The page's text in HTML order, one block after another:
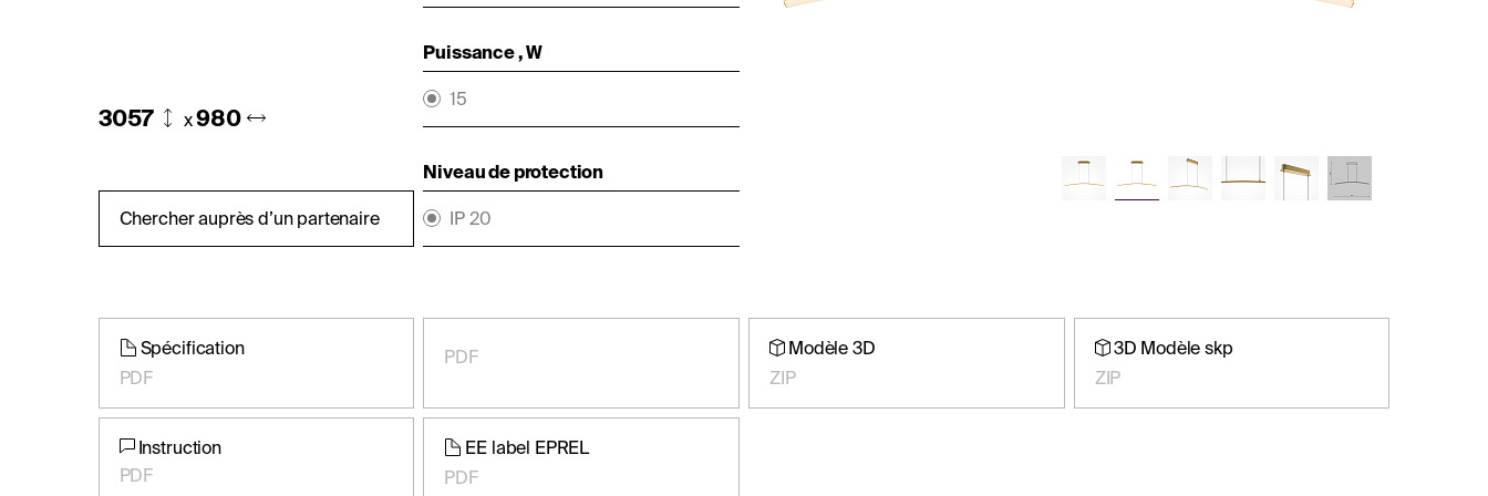
3057 x980
Chercher auprès d’un partenaire
Puissance , W
15
Niveau de protection
IP 20
Spécification
PDF
PDF
Modèle 3D
ZIP
3D Modèle skp
ZIP
Instruction
PDF
EE label EPREL
PDF